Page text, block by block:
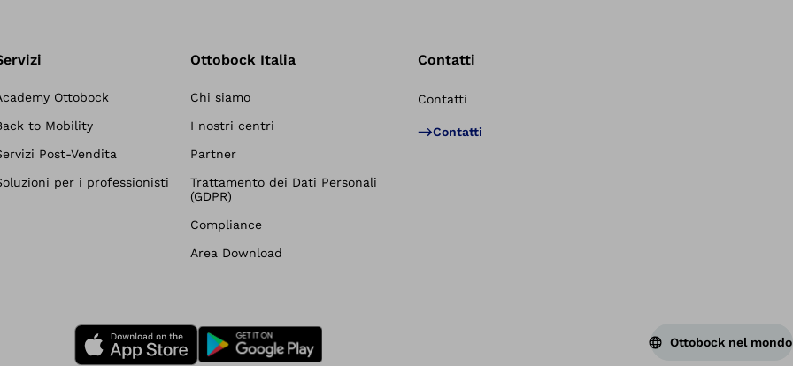
Ottobock
to Mobility
Post-Vendita
per i professionisti
Ottobock Italia
Chi siamo
I nostri centri
Partner
Trattamento dei Dati Personali
(GDPR)
Compliance
Area Download
Contatti
Contatti
Contatti
Ottobock nel mondo